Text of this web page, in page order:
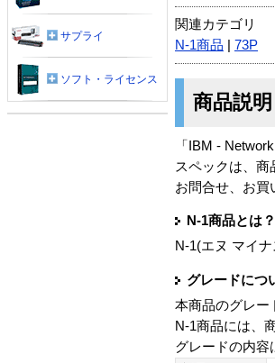
関連カテゴリ
N-1商品
73P
商品説明
「IBM -
スペックは、商
お問合せ、お買
N-1商品とは？
N-1(エヌ マイ
グレードにつ
本商品のグレー
N-1商品には、
グレードの内容
サプライ
ソフト・ライセンス